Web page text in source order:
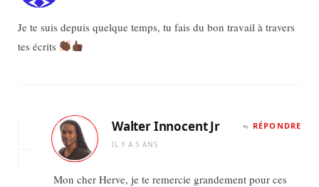
Je te suis depuis quelque temps, tu fais du bon travail à travers
tes écrits
Walter Innocent Jr
IL Y A 5 ANS
RÉPONDRE
Mon cher Herve, je te remercie grandement pour ces